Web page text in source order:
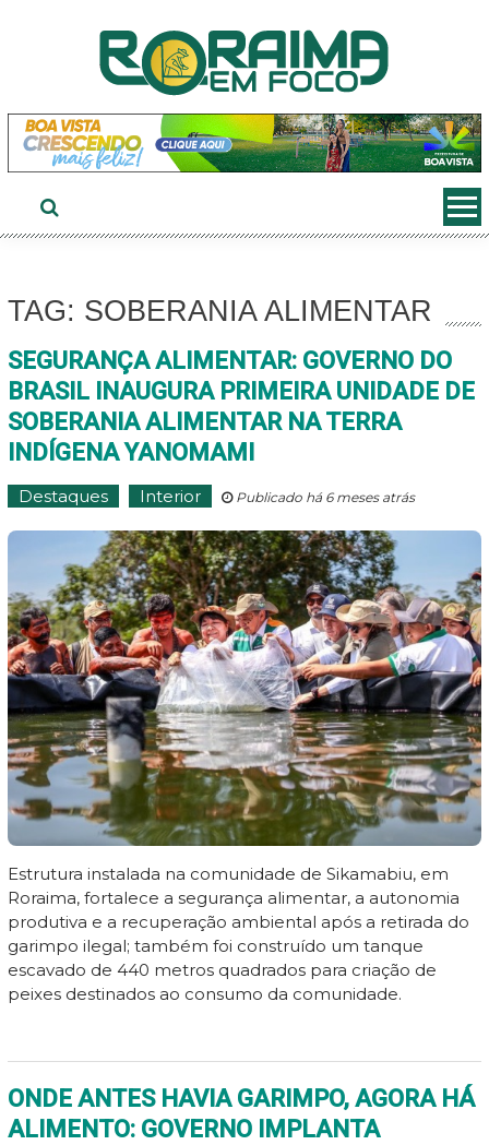
TAG: SOBERANIA ALIMENTAR
SEGURANÇA ALIMENTAR: GOVERNO DO
BRASIL INAUGURA PRIMEIRA UNIDADE DE
SOBERANIA ALIMENTAR NA TERRA
INDÍGENA YANOMAMI
Destaques Interior Publicado há 6 meses atrás
Estrutura instalada na comunidade de Sikamabiu, em
Roraima, fortalece a segurança alimentar, a autonomia
produtiva e a recuperação ambiental após a retirada do
garimpo ilegal; também foi construído um tanque
escavado de 440 metros quadrados para criação de
peixes destinados ao consumo da comunidade.
ONDE ANTES HAVIA GARIMPO, AGORA HÁ
ALIMENTO: GOVERNO IMPLANTA